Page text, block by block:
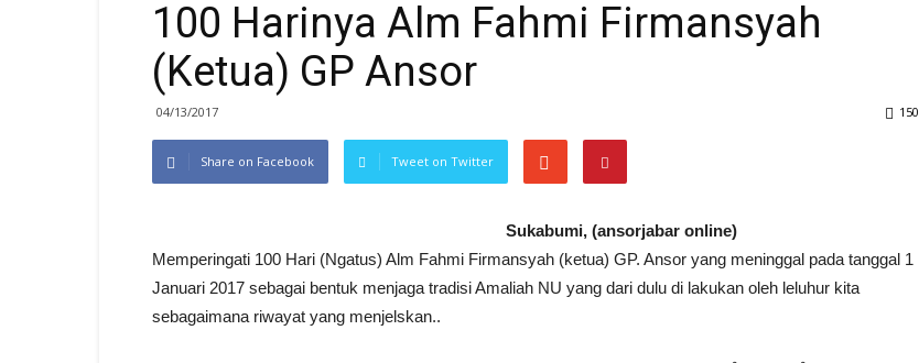
100 Harinya Alm Fahmi Firmansyah
(Ketua) GP Ansor
04/13/2017 150
Share on Facebook Tweet on Twitter
Sukabumi, (ansorjabar online)
Memperingati 100 Hari (Ngatus) Alm Fahmi Firmansyah (ketua) GP. Ansor yang meninggal pada tanggal 1
Januari 2017 sebagai bentuk menjaga tradisi Amaliah NU yang dari dulu di lakukan oleh leluhur kita
sebagaimana riwayat yang menjelskan..